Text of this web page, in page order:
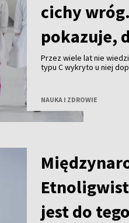
cichy
pokazuje,
Przez wiele lat nie
typu C wykryto u niej
rozwijać się bez żadnych
Zapalenia Wątroby
Ochrony Zdrowia Litwy
wątroby, jak dochodzi
NAUKA I ZDROWIE
jest do